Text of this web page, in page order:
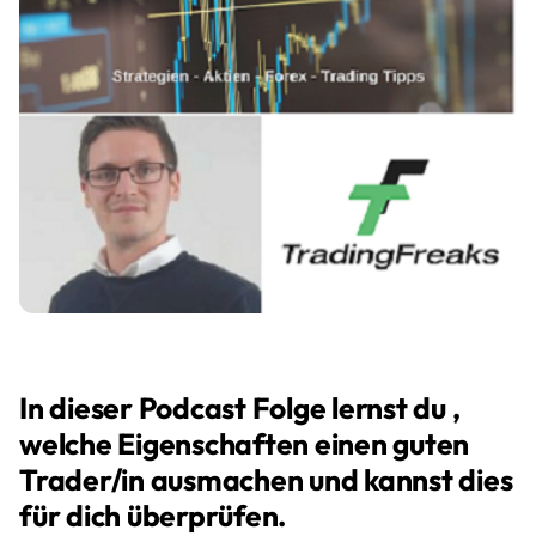
In dieser Podcast Folge lernst du ,
welche Eigenschaften einen guten
Trader/in ausmachen und kannst dies
für dich überprüfen.